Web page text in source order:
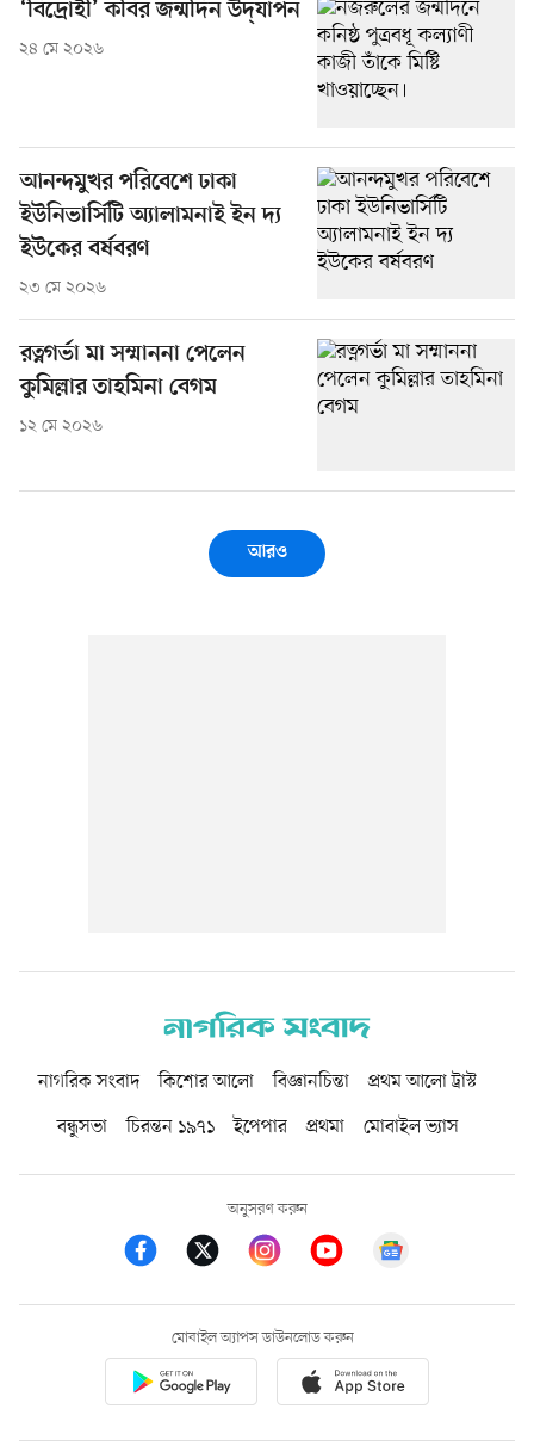
‘বিদ্রোহী’ কবির জন্মদিন উদ্‌যাপন
২৪ মে ২০২৬
আনন্দমুখর পরিবেশে ঢাকা
ইউনিভার্সিটি অ্যালামনাই ইন দ্য
ইউকের বর্ষবরণ
২৩ মে ২০২৬
রত্নগর্ভা মা সম্মাননা পেলেন
কুমিল্লার তাহমিনা বেগম
১২ মে ২০২৬
আরও
নাগরিক সংবাদ কিশোর আলো বিজ্ঞানচিন্তা
প্রথম আলো ট্রাস্ট
বন্ধুসভা
চিরন্তন ১৯৭১ ইপেপার প্রথমা মোবাইল ভ্যাস
অনুসরণ করুন
মোবাইল অ্যাপস ডাউনলোড করুন